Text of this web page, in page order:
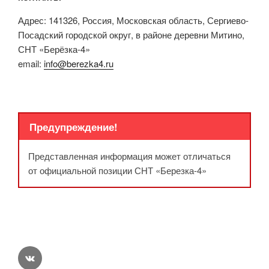
Адрес: 141326, Россия, Московская область, Сергиево-
Посадский городской округ, в районе деревни Митино,
СНТ «Берёзка-4»
email: info@berezka4.ru
Предупреждение!
Представленная информация может отличаться
от официальной позиции СНТ «Березка-4»
vk